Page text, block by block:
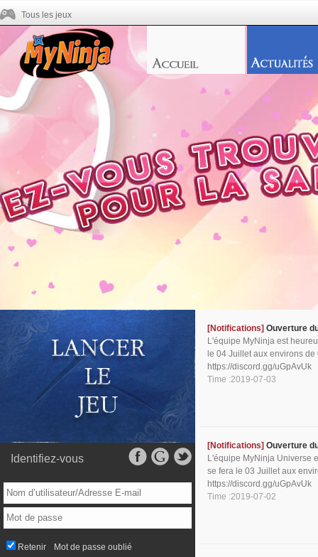
Tous les jeux
Identifiez-vous
Retenir Mot de passe oublié
[Notifications] Ouverture
L'équipe MyNinja est
le 04 Juillet aux environs
https://discord.gg/uGpAvUk
Time :2019-07-03
[Notifications] Ouverture
L'équipe MyNinja Universe
se fera le 03 Juillet aux
https://discord.gg/uGpAvUk
Time :2019-07-02